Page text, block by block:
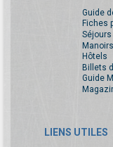
Guide
Fiches
Séjours
Hôtels
Billets
Guide
LIENS UTILES